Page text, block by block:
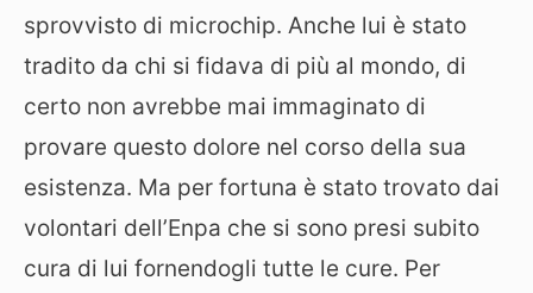
sprovvisto di microchip. Anche lui è stato
tradito da chi si fidava di più al mondo, di
certo non avrebbe mai immaginato di
provare questo dolore nel corso della sua
esistenza. Ma per fortuna è stato trovato dai
volontari dell’Enpa che si sono presi subito
cura di lui fornendogli tutte le cure. Per